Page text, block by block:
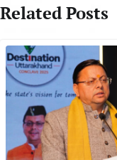
Related Posts